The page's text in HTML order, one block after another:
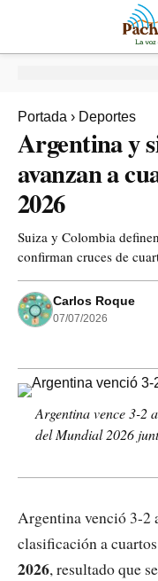
Portada › Deportes
Argentina y
avanzan a
2026
Suiza y Colombia
confirman cruces de
Carlos Roque
07/07/2026
Argentina vence 3-2
del Mundial 2026
Argentina venció 3-2
clasificación a
2026, resultado que